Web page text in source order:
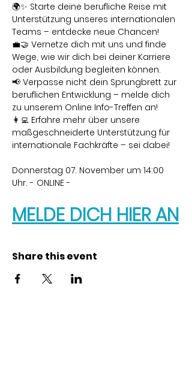
🌍✨ Starte deine berufliche Reise mit
Unterstützung unseres internationalen
Teams – entdecke neue Chancen!
💼🤝 Vernetze dich mit uns und finde
Wege, wie wir dich bei deiner Karriere
oder Ausbildung begleiten können.
📢 Verpasse nicht dein Sprungbrett zur
beruflichen Entwicklung – melde dich
zu unserem Online Info-Treffen an!
👩‍💻 Erfahre mehr über unsere
maßgeschneiderte Unterstützung für
internationale Fachkräfte – sei dabei!
Donnerstag 07. November um 14:00
Uhr. - ONLINE -
MELDE DICH HIER AN
Share this event